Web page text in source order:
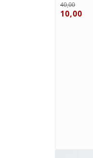
40,00
10,00